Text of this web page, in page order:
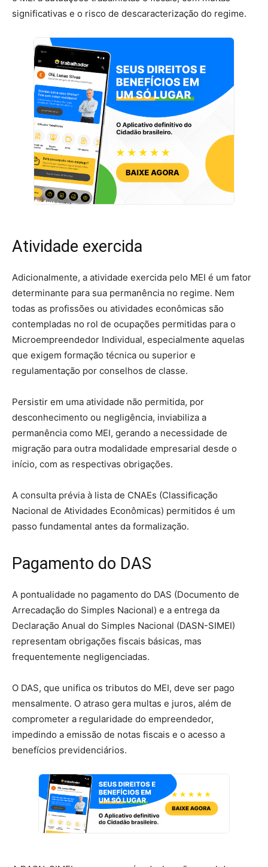
significativas e o risco de descaracterização do regime.
Atividade exercida
Adicionalmente, a atividade exercida pelo MEI é um fator
determinante para sua permanência no regime. Nem
todas as profissões ou atividades econômicas são
contempladas no rol de ocupações permitidas para o
Microempreendedor Individual, especialmente aquelas
que exigem formação técnica ou superior e
regulamentação por conselhos de classe.
Persistir em uma atividade não permitida, por
desconhecimento ou negligência, inviabiliza a
permanência como MEI, gerando a necessidade de
migração para outra modalidade empresarial desde o
início, com as respectivas obrigações.
A consulta prévia à lista de CNAEs (Classificação
Nacional de Atividades Econômicas) permitidos é um
passo fundamental antes da formalização.
Pagamento do DAS
A pontualidade no pagamento do DAS (Documento de
Arrecadação do Simples Nacional) e a entrega da
Declaração Anual do Simples Nacional (DASN-SIMEI)
representam obrigações fiscais básicas, mas
frequentemente negligenciadas.
O DAS, que unifica os tributos do MEI, deve ser pago
mensalmente. O atraso gera multas e juros, além de
comprometer a regularidade do empreendedor,
impedindo a emissão de notas fiscais e o acesso a
benefícios previdenciários.